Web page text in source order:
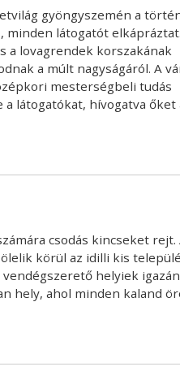
gyöngyszemén a
minden látogatót elkápráztat.
a lovagrendek korszakának
a múlt nagyságáról. A
mesterségbeli tudás
látogatókat, hívogatva őket
csodás kincseket rejt.
körül az idilli kis
helyiek igazán
hely, ahol minden kaland